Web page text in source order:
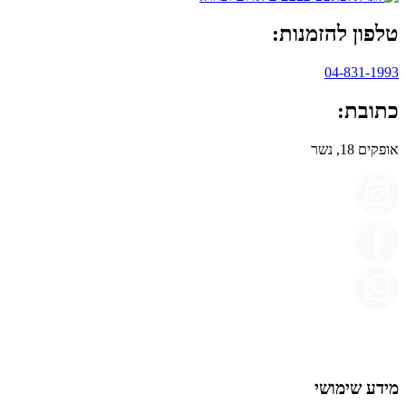
טלפון להזמנות:
04-831-1993
כתובת:
אופקים 18, נשר
מידע שימושי